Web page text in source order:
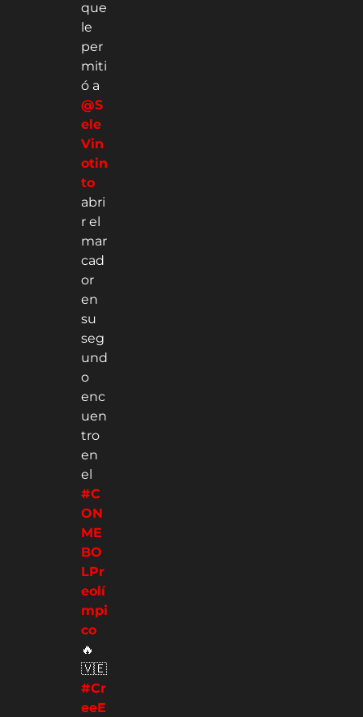
que
le
per
miti
ó a
@S
ele
Vin
otin
to
abri
r el
mar
cad
or
en
su
seg
und
o
enc
uen
tro
en
el
#C
ON
ME
BO
LPr
eolí
mpi
co
🔥
🇻🇪
#Cr
eeE